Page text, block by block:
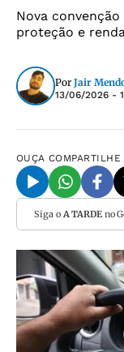
Nova
proteção e
Por Jair
13/06/2026 -
OUÇA COMPARTILHE
Siga o A TARDEno